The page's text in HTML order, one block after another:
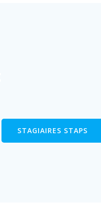
STAGIAIRES STAPS